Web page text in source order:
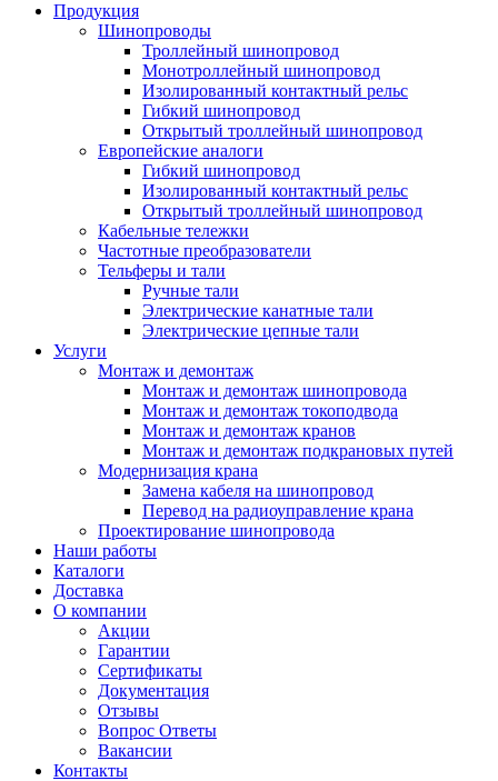
Продукция
Шинопроводы
Троллейный шинопровод
Монотроллейный шинопровод
Изолированный контактный рельс
Гибкий шинопровод
Открытый троллейный шинопровод
Европейские аналоги
Гибкий шинопровод
Изолированный контактный рельс
Открытый троллейный шинопровод
Кабельные тележки
Частотные преобразователи
Тельферы и тали
Ручные тали
Электрические канатные тали
Электрические цепные тали
Услуги
Монтаж и демонтаж
Монтаж и демонтаж шинопровода
Монтаж и демонтаж токоподвода
Монтаж и демонтаж кранов
Монтаж и демонтаж подкрановых путей
Модернизация крана
Замена кабеля на шинопровод
Перевод на радиоуправление крана
Проектирование шинопровода
Наши работы
Каталоги
Доставка
О компании
Акции
Гарантии
Сертификаты
Документация
Отзывы
Вопрос Ответы
Вакансии
Контакты